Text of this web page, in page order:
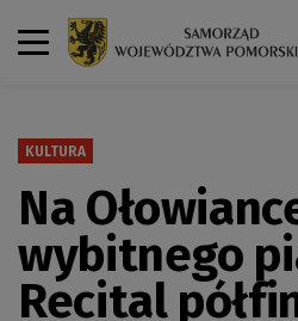
KULTURA
Na
wybitnego
Recital